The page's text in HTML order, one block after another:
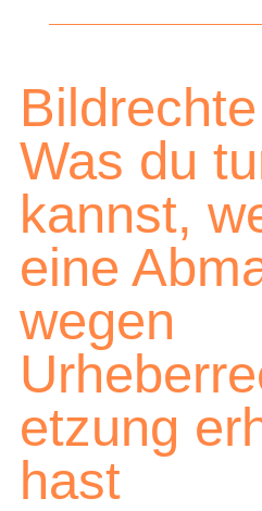
Was du
kannst,
eine
wegen
etzung
hast